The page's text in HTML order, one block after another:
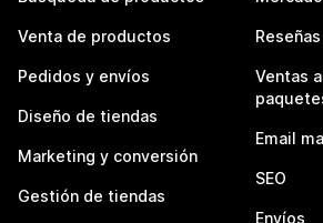
Venta de productos
Pedidos y envíos
Diseño de tiendas
Marketing y conversión
Gestión de tiendas
Ventas
Email
SEO
Envíos